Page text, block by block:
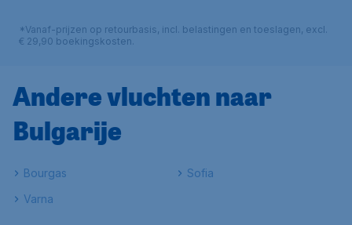
*Vanaf-prijzen op retourbasis, incl. belastingen en toeslagen, excl.
€ 29,90 boekingskosten.
Andere vluchten naar
Bulgarije
Bourgas
Sofia
Varna